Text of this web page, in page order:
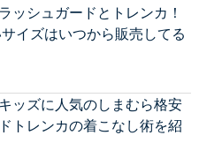
ッシュガードとトレンカ！
イズはいつから販売してる
ッズに人気のしまむら格安
トレンカの着こなし術を紹